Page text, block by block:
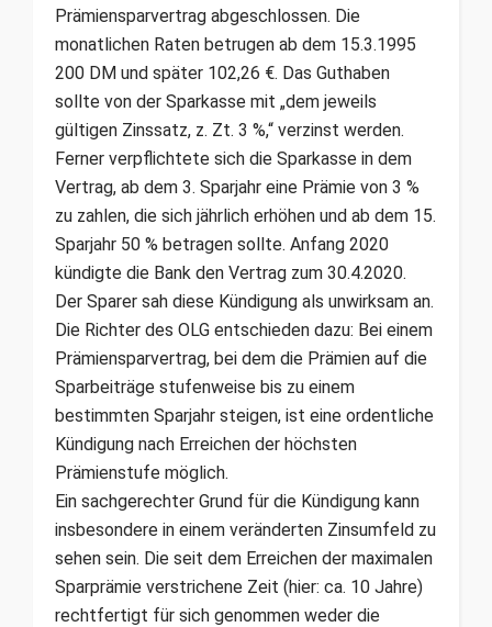
Prämiensparvertrag abgeschlossen. Die
monatlichen Raten betrugen ab dem 15.3.1995
200 DM und später 102,26 €. Das Guthaben
sollte von der Sparkasse mit „dem jeweils
gültigen Zinssatz, z. Zt. 3 %,“ verzinst werden.
Ferner verpflichtete sich die Sparkasse in dem
Vertrag, ab dem 3. Sparjahr eine Prämie von 3 %
zu zahlen, die sich jährlich erhöhen und ab dem 15.
Sparjahr 50 % betragen sollte. Anfang 2020
kündigte die Bank den Vertrag zum 30.4.2020.
Der Sparer sah diese Kündigung als unwirksam an.
Die Richter des OLG entschieden dazu: Bei einem
Prämiensparvertrag, bei dem die Prämien auf die
Sparbeiträge stufenweise bis zu einem
bestimmten Sparjahr steigen, ist eine ordentliche
Kündigung nach Erreichen der höchsten
Prämienstufe möglich.
Ein sachgerechter Grund für die Kündigung kann
insbesondere in einem veränderten Zinsumfeld zu
sehen sein. Die seit dem Erreichen der maximalen
Sparprämie verstrichene Zeit (hier: ca. 10 Jahre)
rechtfertigt für sich genommen weder die